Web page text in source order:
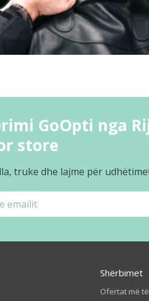
GoOpti nga
store
truke dhe lajme për
Shërbimet
Ofertat më